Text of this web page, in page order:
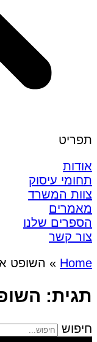
תפריט
אודות
תחומי עיסוק
צוות המשרד
מאמרים
הספרים שלנו
צור קשר
Home
» השופט
תגית:
חיפוש